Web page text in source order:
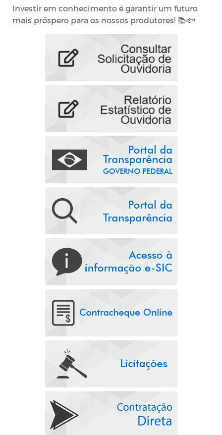
Investir em conhecimento é garantir um futuro
mais próspero para os nossos produtores! 📚🐟